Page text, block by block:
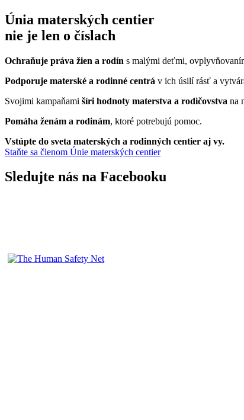
Únia materských centier
nie je len o číslach
Ochraňuje práva žien a rodín s malými deťmi,
Podporuje materské a rodinné centrá v ich úsilí rásť a
Svojimi kampaňami šíri hodnoty materstva a rodičovstva na
Pomáha ženám a rodinám, ktoré potrebujú pomoc.
Vstúpte do sveta materských a rodinných centier aj vy.
Staňte sa členom Únie materských centier
Sledujte nás na Facebooku